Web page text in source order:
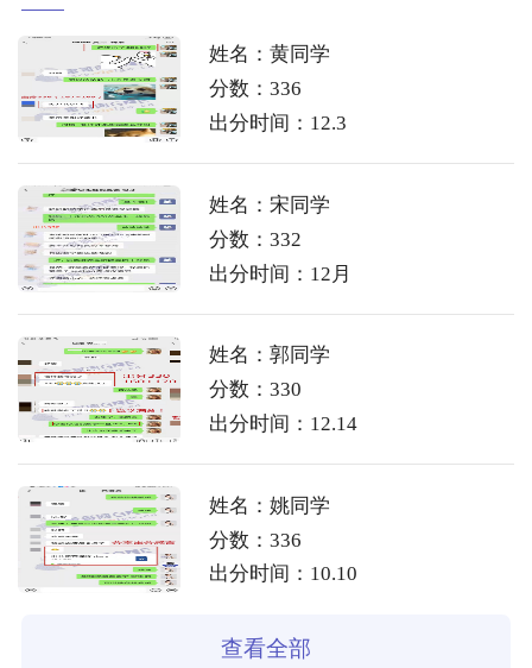
姓名：黄同学
分数：336
出分时间：12.3
姓名：宋同学
分数：332
出分时间：12月
姓名：郭同学
分数：330
出分时间：12.14
姓名：姚同学
分数：336
出分时间：10.10
查看全部